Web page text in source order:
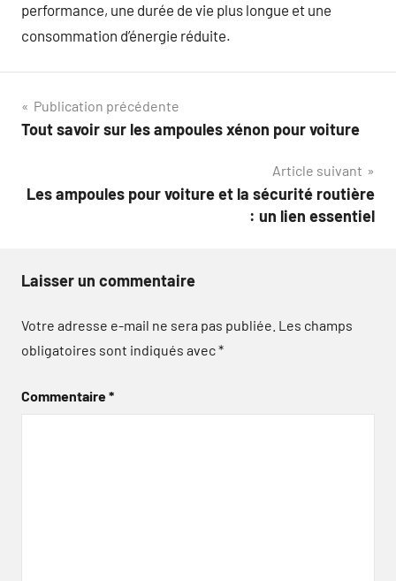
performance, une durée de vie plus longue et une
consommation d’énergie réduite.
Navigation
de
Publication précédente
Tout savoir sur les ampoules xénon pour voiture
Article suivant
Les ampoules pour voiture et la sécurité routière
: un lien essentiel
Laisser un commentaire
Votre adresse e-mail ne sera pas publiée. Les champs
obligatoires sont indiqués avec*
Commentaire*